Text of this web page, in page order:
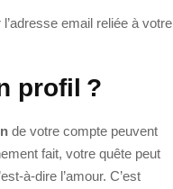
email reliée à votre
profil ?
de votre compte peuvent
fait, votre quête peut
à-dire l’amour. C’est